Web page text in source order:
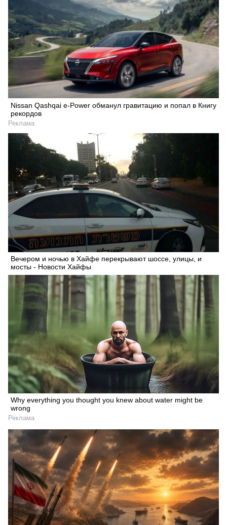
Nissan Qashqai e-Power обманул гравитацию и попал в Книгу
рекордов
Реклама
Вечером и ночью в Хайфе перекрывают шоссе, улицы, и
мосты - Новости Хайфы
Why everything you thought you knew about water might be
wrong
Реклама